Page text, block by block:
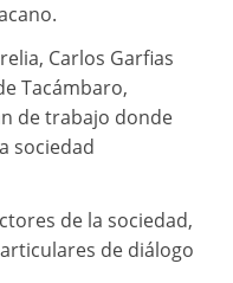
Carlos Garfias
Tacámbaro,
de trabajo donde
sociedad
de la sociedad,
de diálogo